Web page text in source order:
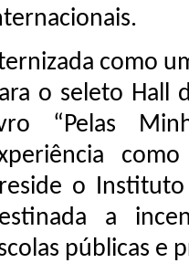
como
o seleto Hall
“Pelas
o Instituto
a
públicas e